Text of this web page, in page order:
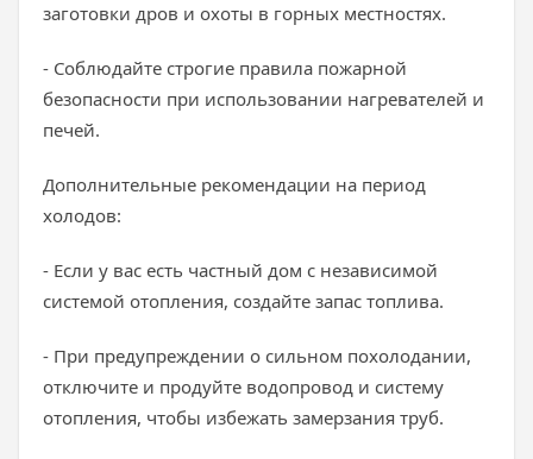
заготовки дров и охоты в горных местностях.
- Соблюдайте строгие правила пожарной
безопасности при использовании нагревателей и
печей.
Дополнительные рекомендации на период
холодов:
- Если у вас есть частный дом с независимой
системой отопления, создайте запас топлива.
- При предупреждении о сильном похолодании,
отключите и продуйте водопровод и систему
отопления, чтобы избежать замерзания труб.